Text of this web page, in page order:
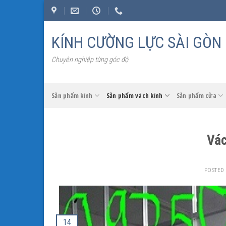
Skip
content
KÍNH CƯỜNG LỰC SÀI GÒN
Chuyên nghiệp từng góc độ
Sản phẩm kính Sản phẩm vách kính Sản phẩm cửa
14